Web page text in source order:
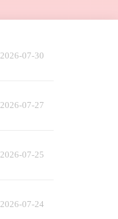
2026-07-30
2026-07-27
2026-07-25
2026-07-24